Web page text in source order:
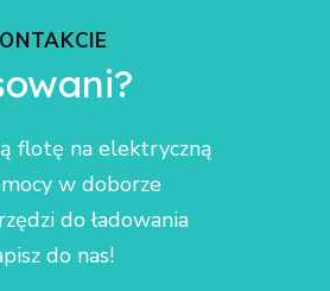
flotę na elektryczną
w doborze
do ładowania
do nas!